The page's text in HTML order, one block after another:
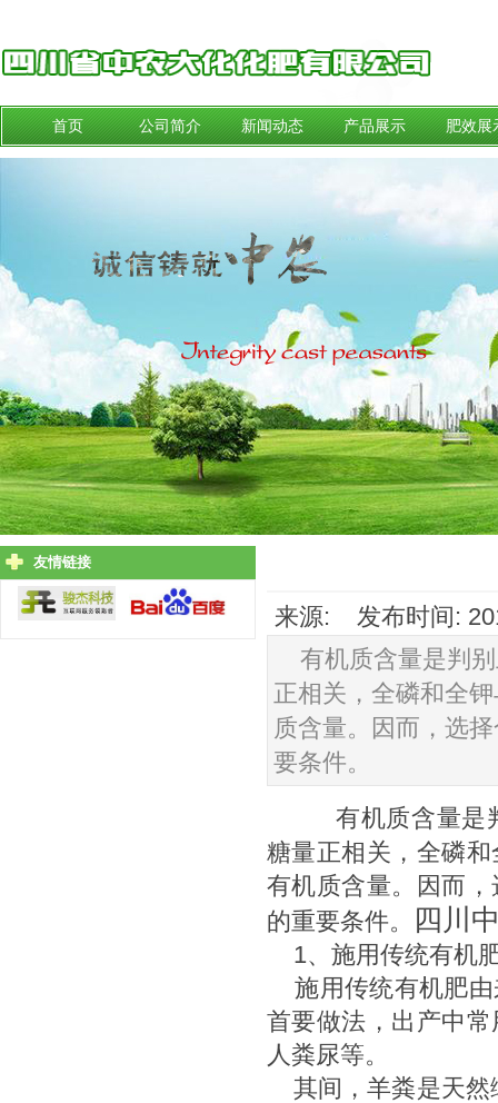
首页 公司简介 新闻动态 产品展示 肥效展
友情链接
来源: 发布时间:
有机质含量是判
正相关，全磷和全
质含量。因而，选
要条件。
有机质含量是
糖量正相关，全磷
有机质含量。因而
的重要条件。
四川
1、施用传统有机
施用传统有机肥由
首要做法，出产中
人粪尿等。
其间，羊粪是天然